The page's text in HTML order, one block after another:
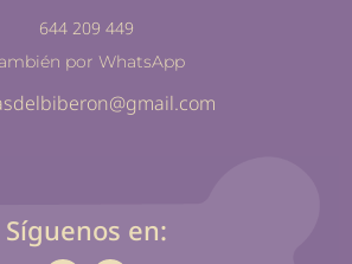
644 209 449
por WhatsApp
Síguenos en: